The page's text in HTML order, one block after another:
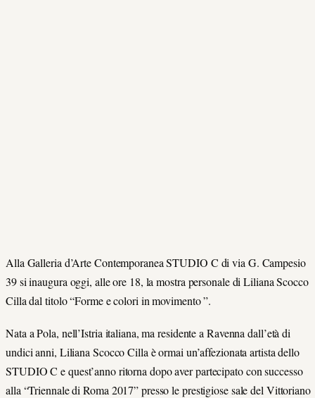
Alla Galleria d’Arte Contemporanea STUDIO C di via G. Campesio
39 si inaugura oggi, alle ore 18, la mostra personale di Liliana Scocco
Cilla dal titolo “Forme e colori in movimento ”.
Nata a Pola, nell’Istria italiana, ma residente a Ravenna dall’età di
undici anni, Liliana Scocco Cilla è ormai un’affezionata artista dello
STUDIO C e quest’anno ritorna dopo aver partecipato con successo
alla “Triennale di Roma 2017” presso le prestigiose sale del Vittoriano